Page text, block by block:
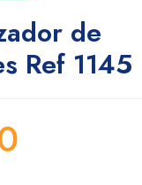
de
Ref 1145